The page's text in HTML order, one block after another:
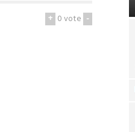
+ 0vote -